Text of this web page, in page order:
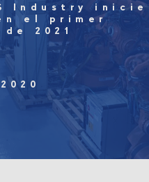
Industry inicie
el primer
2021